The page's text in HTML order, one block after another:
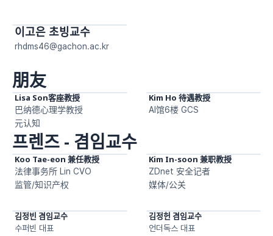
이고은 초빙교수
rhdms46@gachon.ac.kr
朋友
Lisa Son客座教授
巴纳德心理学教授
元认知
Kim Ho 待遇教授
AI馆6楼 GCS
프렌즈 - 겸임교수
Koo Tae-eon 兼任教授
法律事务所 Lin CVO
监管/知识产权
Kim In-soon 兼职教授
ZDnet 安全记者
媒体/公关
김정빈 겸임교수
수퍼빈 대표
김정헌 겸임교수
언더독스 대표